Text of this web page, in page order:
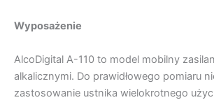
Wyposażenie
AlcoDigital A-110 to model mobilny
alkalicznymi. Do prawidłowego pomiaru
zastosowanie ustnika wielokrotnego